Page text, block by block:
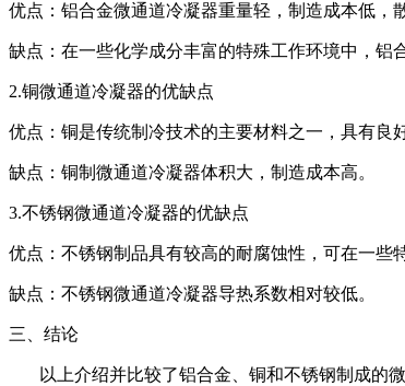
优点：铝合金微通道冷凝器重量轻，制造成本低，
缺点：在一些化学成分丰富的特殊工作环境中，铝
2.铜微通道冷凝器的优缺点
优点：铜是传统制冷技术的主要材料之一，具有良
缺点：铜制微通道冷凝器体积大，制造成本高。
3.不锈钢微通道冷凝器的优缺点
优点：不锈钢制品具有较高的耐腐蚀性，可在一些
缺点：不锈钢微通道冷凝器导热系数相对较低。
三、结论
以上介绍并比较了铝合金、铜和不锈钢制成的微